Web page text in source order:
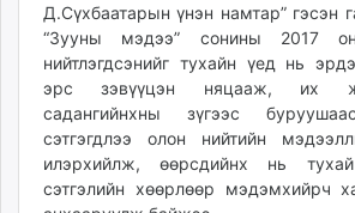
Д.Сүхбаатарын үнэн намтар” гэсэн
“Зууны мэдээ” сонины 2017
нийтлэгдсэнийг тухайн үед нь
эрс зэвүүцэн няцааж, их
садангийнхны зүгээс
сэтгэгдлээ олон нийтийн
илэрхийлж, өөрсдийнх нь
сэтгэлийн хөөрлөөр мэдэмхийрч